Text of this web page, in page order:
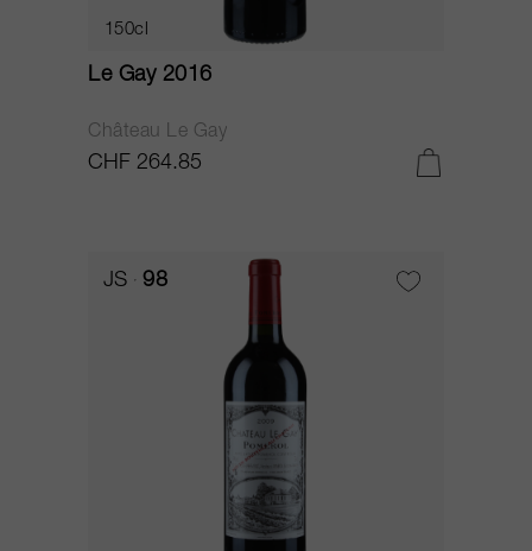
150cl
Le Gay 2016
Château Le Gay
CHF 264.85
JS 98